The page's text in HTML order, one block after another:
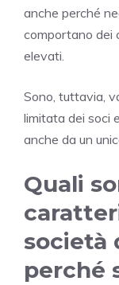
anche perché
comportano dei
elevati.
Sono, tuttavia,
limitata dei soci
anche da un
Quali
società
perché